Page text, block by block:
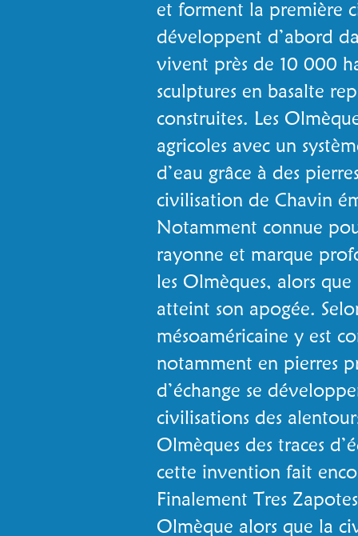
et forment la première
développent d’abord
vivent près de 10 000
sculptures en basalte
construites. Les
agricoles avec un
d’eau grâce à des
civilisation de Chavin
Notamment connue
rayonne et marque
les Olmèques, alors
atteint son apogée.
mésoaméricaine y est
notamment en pierres
d’échange se
civilisations des
Olmèques des traces
cette invention fait
Finalement Tres
Olmèque alors que la